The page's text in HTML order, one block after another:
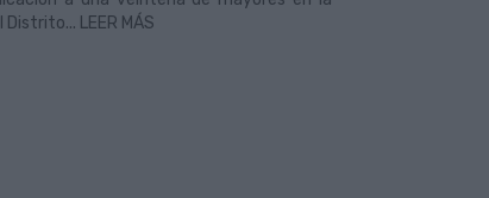
LEER MÁS